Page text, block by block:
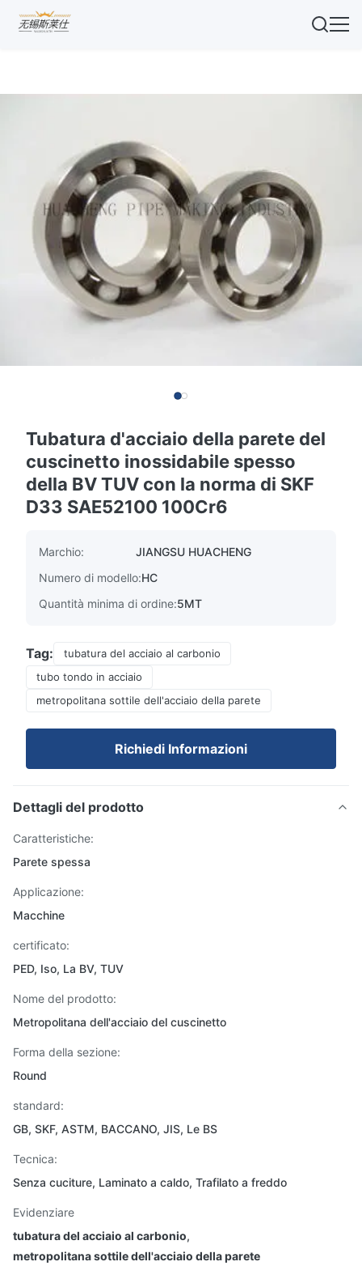
Tubatura d'acciaio della parete del
cuscinetto inossidabile spesso
della BV TUV con la norma di SKF
D33 SAE52100 100Cr6
Marchio:
JIANGSU HUACHENG
Numero di modello:HC
Quantità minima di ordine:5MT
Tag:
tubatura del acciaio al carbonio
tubo tondo in acciaio
metropolitana sottile dell'acciaio della parete
Richiedi Informazioni
Dettagli del prodotto
Caratteristiche:
Parete spessa
Applicazione:
Macchine
certificato:
PED, Iso, La BV, TUV
Nome del prodotto:
Metropolitana dell'acciaio del cuscinetto
Forma della sezione:
Round
standard:
GB, SKF, ASTM, BACCANO, JIS, Le BS
Tecnica:
Senza cuciture, Laminato a caldo, Trafilato a freddo
Evidenziare
tubatura del acciaio al carbonio,
metropolitana sottile dell'acciaio della parete